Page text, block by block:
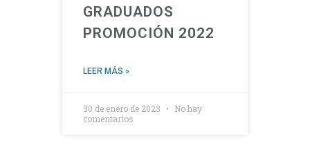
GRADUADOS
PROMOCIÓN 2022
LEER MÁS »
30 de enero de 2023
No hay
comentarios